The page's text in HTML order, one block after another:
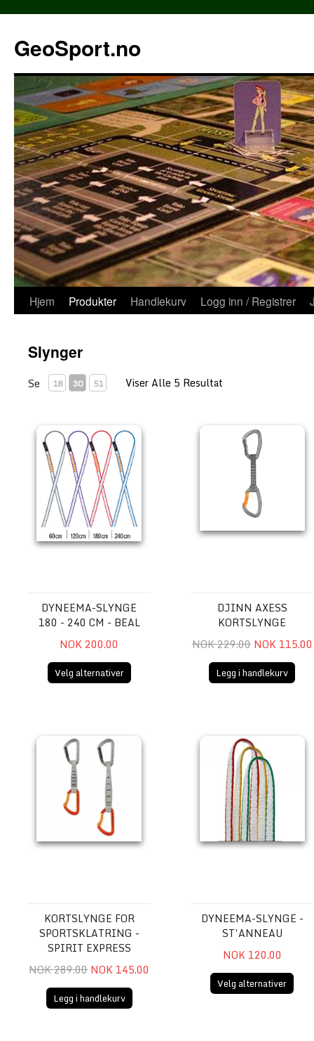
innhold
GeoSport.no
Hjem Produkter Handlekurv Logg inn / Registrer
Slynger
Se 18 30 51 Viser Alle 5 Resultat
DYNEEMA-SLYNGE
180 - 240 CM - BEAL
NOK 200.00
Velg alternativer
DJINN AXESS
KORTSLYNGE
NOK 229.00 NOK 115.00
Legg i handlekurv
Kortslynge for sportsklatring - SPIRIT EXPRESS
KORTSLYNGE FOR
SPORTSKLATRING -
SPIRIT EXPRESS
NOK 289.00 NOK 145.00
Legg i handlekurv
Dyneema-slynge -
DYNEEMA-SLYNGE -
ST’ANNEAU
NOK 120.00
Velg alternativer